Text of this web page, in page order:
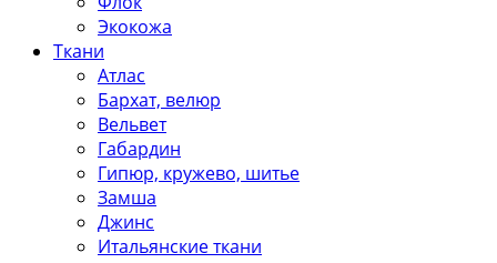
Экокожа
Ткани
Атлас
Бархат, велюр
Вельвет
Габардин
Гипюр, кружево, шитье
Замша
Джинс
Итальянские ткани